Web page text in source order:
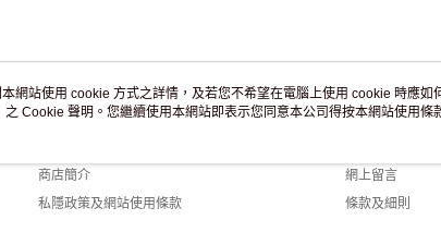
關於我們
商店簡介
私隱政策及網站使用條款
客戶服務
網上留言
條款及細則
網站使用 cookie 方式之詳情，及若您不希望在電腦上使用 cookie 時應如
之 Cookie 聲明。您繼續使用本網站即表示您同意本公司得按本網站使用條